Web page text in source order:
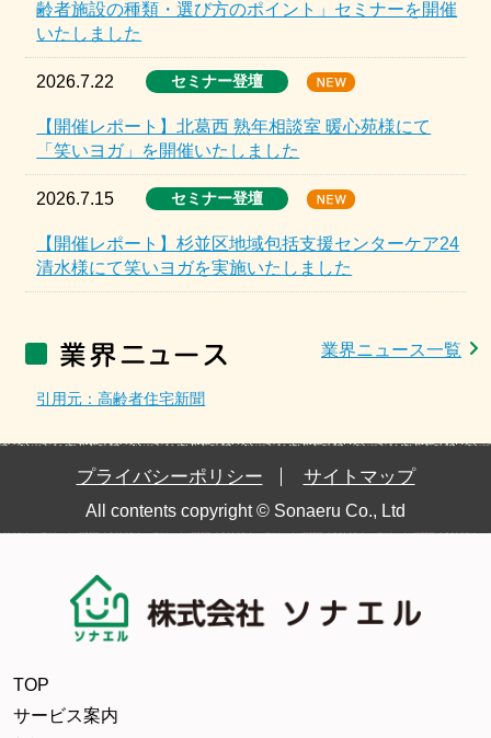
齢者施設の種類・選び方のポイント」セミナーを開催
いたしました
2026.7.22 セミナー登壇
【開催レポート】北葛西 熟年相談室 暖心苑様にて
「笑いヨガ」を開催いたしました
2026.7.15 セミナー登壇
【開催レポート】杉並区地域包括支援センターケア24
清水様にて笑いヨガを実施いたしました
業界ニュース一覧
引用元：高齢者住宅新聞
プライバシーポリシー サイトマップ
All contents copyright © Sonaeru Co., Ltd
TOP
サービス案内